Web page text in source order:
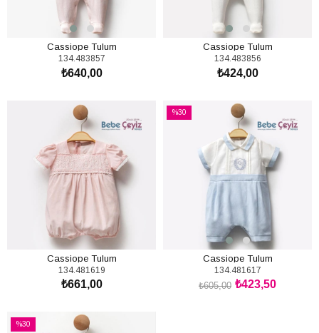
Cassiope Tulum
134.483857
₺640,00
Cassiope Tulum
134.483856
₺424,00
Cassiope Tulum
134.481619
₺661,00
%30
Cassiope Tulum
134.481617
₺423,50
₺605,00
%30